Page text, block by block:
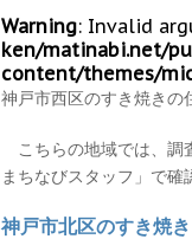
Warning: Invalid
ken/matinabi.net/
content/themes/
神戸市西区のすき焼きの
こちらの地域では、調
まちなびスタッフ」で確
神戸市北区のすき焼き